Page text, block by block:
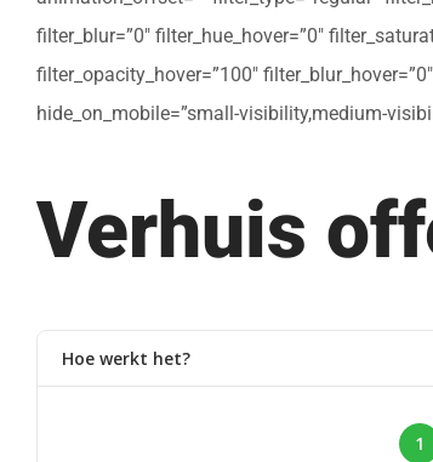
filter_blur=”0″ filter_hue_hover=”0″
filter_opacity_hover=”100″
hide_on_mobile=”small-visibility,medium-
Verhuis